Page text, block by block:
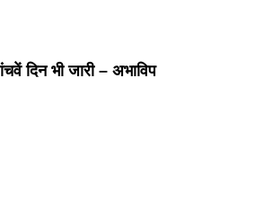
दिन भी जारी – अभाविप